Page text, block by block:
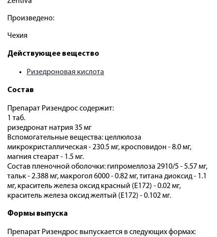
Произведено:
Чехия
Действующее вещество
Ризедроновая кислота
Состав
Препарат Ризендрос содержит:
1 таб.
ризедронат натрия 35 мг
Вспомогательные вещества: целлюлоза
микрокристаллическая - 230.5 мг, кросповидон - 8.0 мг,
магния стеарат - 1.5 мг.
Состав пленочной оболочки: гипромеллоза 2910/5 - 5.57 мг,
тальк - 2.388 мг, макрогол 6000 - 0.82 мг, титана диоксид - 1.1
мг, краситель железа оксид красный (Е172) - 0.02 мг,
краситель железа оксид желтый (Е172) - 0.102 мг.
Формы выпуска
Препарат Ризендрос выпускается в следующих формах: